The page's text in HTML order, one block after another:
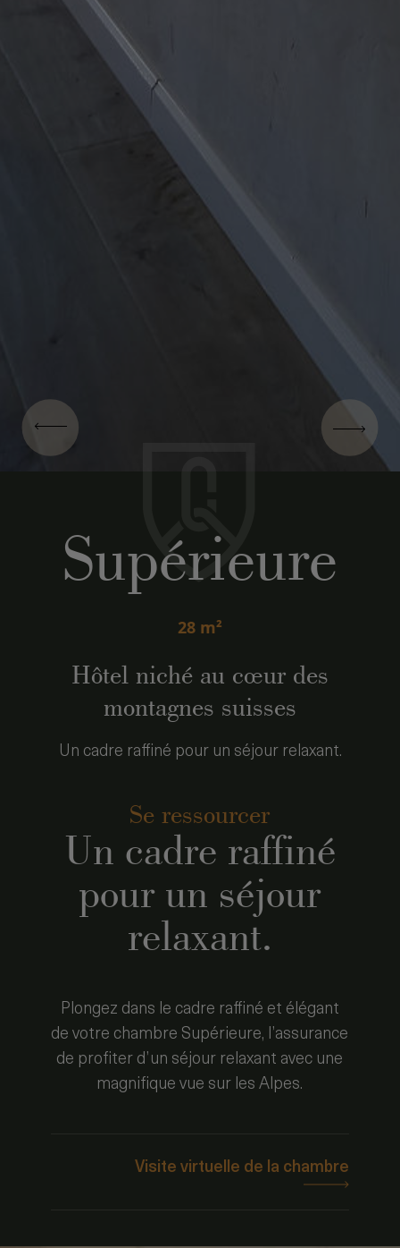
Supérieure
28 m²
Hôtel niché au cœur des
montagnes suisses
Un cadre raffiné pour un séjour relaxant.
Se ressourcer
Un cadre raffiné
pour un séjour
relaxant.
Plongez dans le cadre raffiné et élégant
de votre chambre Supérieure, l’assurance
de profiter d’un séjour relaxant avec une
magnifique vue sur les Alpes.
Visite virtuelle de la chambre